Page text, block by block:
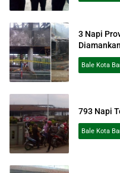
3 Napi
Diamankan
Bale Kota
793 Napi
Bale Kota